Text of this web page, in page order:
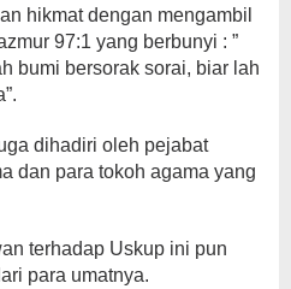
hikmat dengan mengambil
97:1 yang berbunyi : ”
bumi bersorak sorai, biar lah
dihadiri oleh pejabat
dan para tokoh agama yang
terhadap Uskup ini pun
para umatnya.